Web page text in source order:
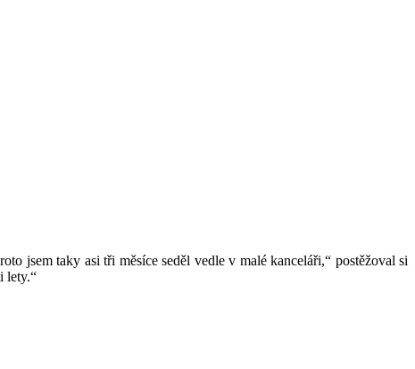
jsem taky asi tři měsíce seděl vedle v malé kanceláři,“ postěžoval si
lety.“